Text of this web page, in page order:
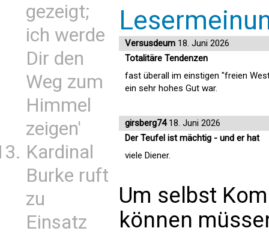
gezeigt;
ich werde
Dir den
Weg zum
Himmel
zeigen'
Kardinal
Burke ruft
zu
Einsatz
Versusdeum 18. Juni 2026
Totalitäre Tendenzen
fast überall im einstigen "freien
ein sehr hohes Gut war.
girsberg7418. Juni 2026
Der Teufel ist mächtig - und er hat
viele Diener.
Um selbst
können